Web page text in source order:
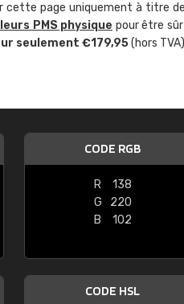
cette page uniquement à titre
PMS physique pour être
seulement €179,95(hors
CODE RGB
R
138
G
220
B
102
CODE HSL